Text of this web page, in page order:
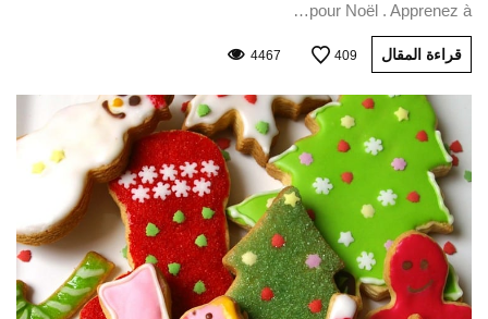
pour Noël . Apprenez à…
قراءة المقال 409
4467